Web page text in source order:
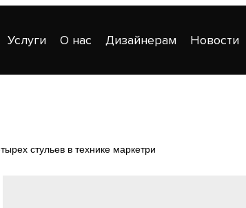
Услуги О нас Дизайнерам Новости
стульев в технике маркетри